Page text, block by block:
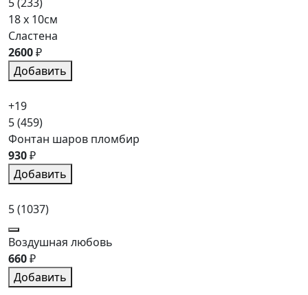
18 x 10см
Сластена
2600₽
Добавить
+19
5(459)
Фонтан шаров пломбир
930₽
Добавить
5(1037)
Воздушная любовь
660₽
Добавить